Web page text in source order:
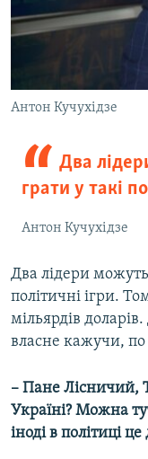
Антон Кучухідзе
Два
грати у такі
Антон Кучухідзе
Два лідери можуть
політичні ігри.
мільярдів
власне кажучи,
– Пане Лісничий,
Україні? Можна
іноді в політиці